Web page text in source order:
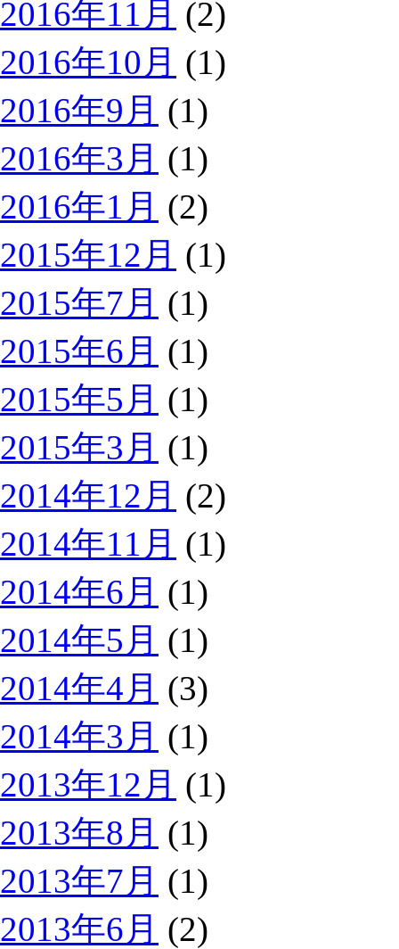
2016年11月 (2)
2016年10月 (1)
2016年9月 (1)
2016年3月 (1)
2016年1月 (2)
2015年12月 (1)
2015年7月 (1)
2015年6月 (1)
2015年5月 (1)
2015年3月 (1)
2014年12月 (2)
2014年11月 (1)
2014年6月 (1)
2014年5月 (1)
2014年4月 (3)
2014年3月 (1)
2013年12月 (1)
2013年8月 (1)
2013年7月 (1)
2013年6月 (2)